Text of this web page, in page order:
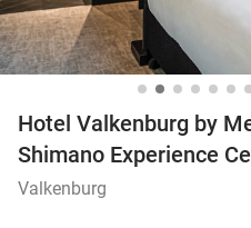
Hotel Valkenburg by
Shimano Experience
Valkenburg